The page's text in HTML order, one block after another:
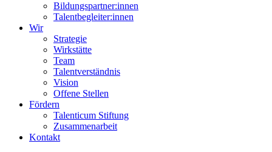
Bildungspartner:innen
Talentbegleiter:innen
Wir
Strategie
Wirkstätte
Team
Talentverständnis
Vision
Offene Stellen
Fördern
Talenticum Stiftung
Zusammenarbeit
Kontakt